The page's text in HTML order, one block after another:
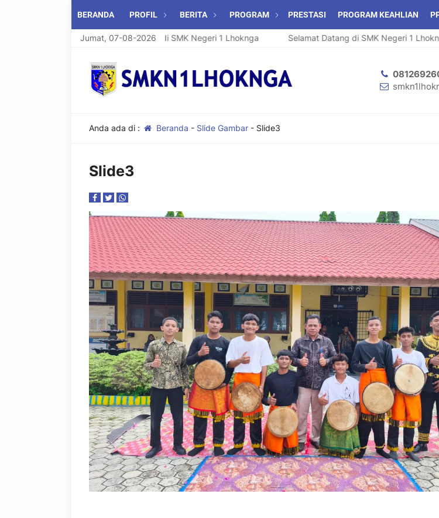
BERANDA PROFIL BERITA PROGRAM PRESTASI PROGRAM KEAHLIAN
Jumat, 07-08-2026
Selamat Datang di SMK Negeri 1 Lhoknga Selamat Datang di SMK Negeri 1 Lhoknga
Anda ada di : Beranda - Slide Gambar- Slide3
Slide3